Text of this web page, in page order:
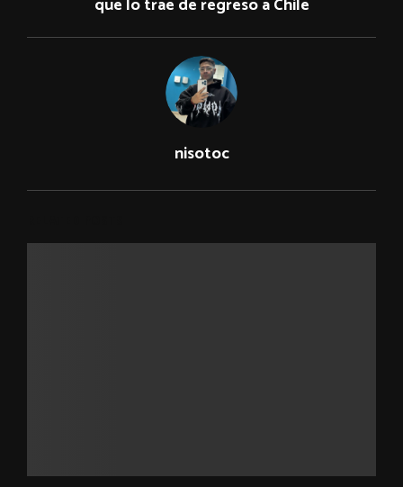
nisotoc